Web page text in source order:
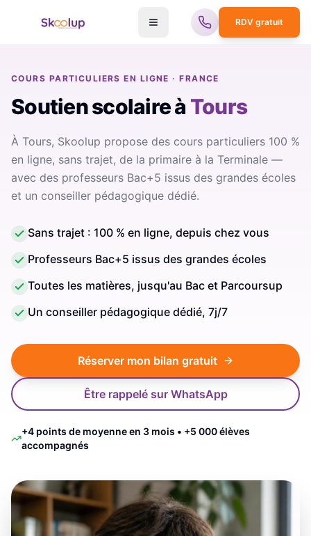
RDV gratuit
COURS PARTICULIERS EN LIGNE · FRANCE
Soutien scolaireà Tours
À Tours, Skoolup propose des cours particuliers 100 %
en ligne, sans trajet, de la primaire à la Terminale —
avec des professeurs Bac+5 issus des grandes écoles
et un conseiller pédagogique dédié.
Sans trajet : 100 % en ligne, depuis chez vous
Professeurs Bac+5 issus des grandes écoles
Toutes les matières, jusqu'au Bac et Parcoursup
Un conseiller pédagogique dédié, 7j/7
Réserver mon bilan gratuit
Être rappelé sur WhatsApp
+4 points de moyenne en 3 mois • +5 000 élèves
accompagnés